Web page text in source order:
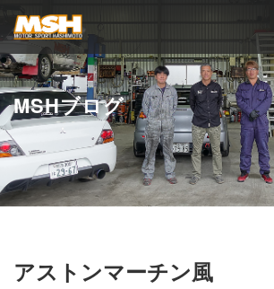
MSHブログ
アストンマーチン風